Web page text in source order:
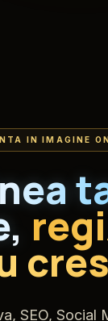
IN IMAGINE
SEO, Social